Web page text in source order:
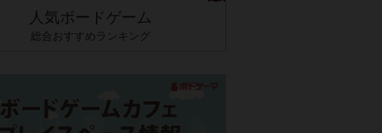
人気ボードゲーム
総合おすすめランキング